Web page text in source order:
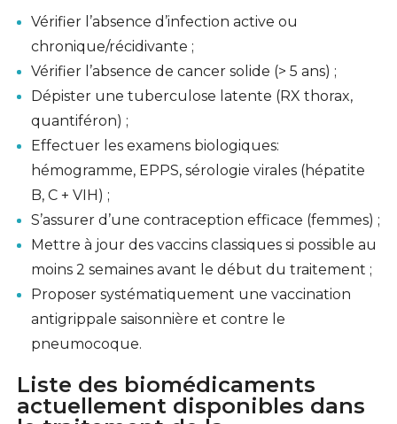
Vérifier l’absence d’infection active ou
chronique/récidivante ;
Vérifier l’absence de cancer solide (> 5 ans) ;
Dépister une tuberculose latente (RX thorax,
quantiféron) ;
Effectuer les examens biologiques:
hémogramme, EPPS, sérologie virales (hépatite
B, C + VIH) ;
S’assurer d’une contraception efficace (femmes) ;
Mettre à jour des vaccins classiques si possible au
moins 2 semaines avant le début du traitement ;
Proposer systématiquement une vaccination
antigrippale saisonnière et contre le
pneumocoque.
Liste des biomédicaments
actuellement disponibles dans